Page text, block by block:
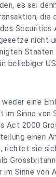
es sei
die
Securities
nicht
Staaten
beliebiger
eine
Sinne von
Act 2000
einen
sie
Sinne von